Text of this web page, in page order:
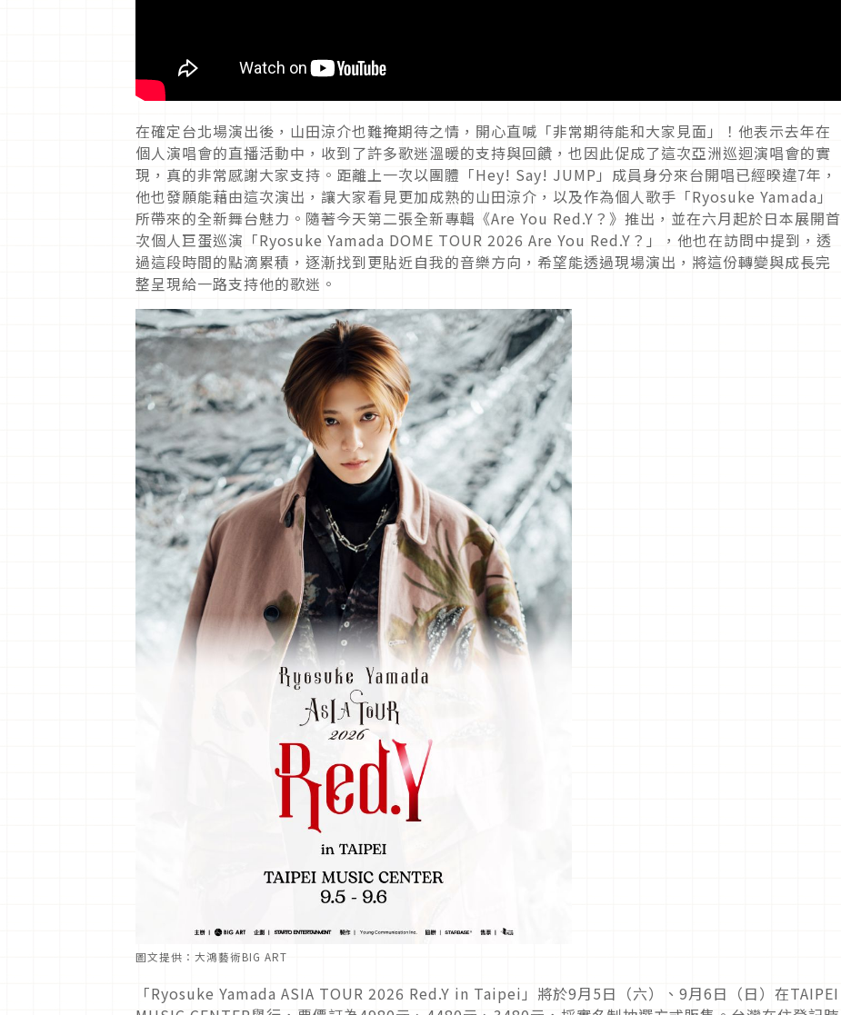
在確定台北場演出後，山田涼介也難掩期待之情，開心直喊「非常期待能和大家見面」！他表示去年在
個人演唱會的直播活動中，收到了許多歌迷溫暖的支持與回饋，也因此促成了這次亞洲巡迴演唱會的實
現，真的非常感謝大家支持。距離上一次以團體「Hey! Say! JUMP」成員身分來台開唱已經暌違7年，
他也發願能藉由這次演出，讓大家看見更加成熟的山田涼介，以及作為個人歌手「Ryosuke Yamada」
所帶來的全新舞台魅力。隨著今天第二張全新專輯《Are You Red.Y？》推出，並在六月起於日本展開首
次個人巨蛋巡演「Ryosuke Yamada DOME TOUR 2026 Are You Red.Y？」，他也在訪問中提到，透
過這段時間的點滴累積，逐漸找到更貼近自我的音樂方向，希望能透過現場演出，將這份轉變與成長完
整呈現給一路支持他的歌迷。
圖文提供：大鴻藝術BIG ART
「Ryosuke Yamada ASIA TOUR 2026 Red.Y in Taipei」將於9月5日（六）、9月6日（日）在TAIPEI